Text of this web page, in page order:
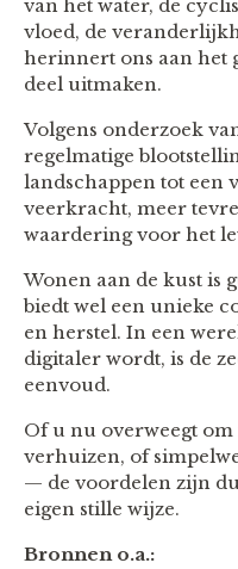
van het water, de
vloed, de
herinnert ons aan het
deel uitmaken.
Volgens onderzoek
regelmatige
landschappen tot een
veerkracht, meer
waardering voor het
Wonen aan de kust is
biedt wel een unieke
en herstel. In een
digitaler wordt, is de
eenvoud.
Of u nu overweegt om
verhuizen, of
— de voordelen zijn
eigen stille wijze.
Bronnen o.a.: